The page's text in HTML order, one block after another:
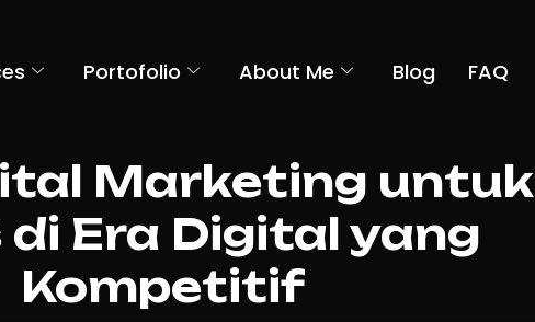
Portofolio About Me Blog FAQ
Marketing untuk
di Era Digital yang
Kompetitif